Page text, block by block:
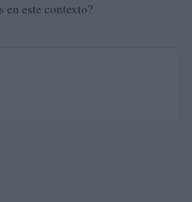
en este contexto?